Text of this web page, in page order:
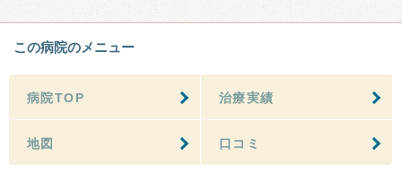
この病院のメニュー
病院TOP 治療実績
地図 口コミ